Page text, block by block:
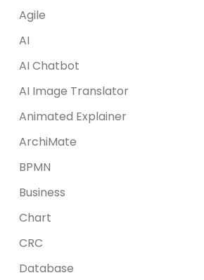
Agile
AI
AI Chatbot
AI Image Translator
Animated Explainer
ArchiMate
BPMN
Business
Chart
CRC
Database